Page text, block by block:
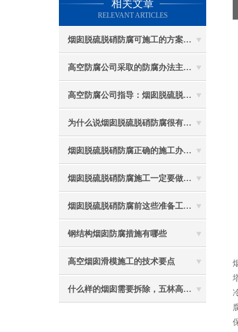
相关文章
RELEVANT ARTICLES
烟囱脱硫脱硝防腐可施工的方案都有哪些？
高空防腐公司采取的防腐办法主要有哪些？
高空防腐公司指导：烟囱脱硫脱硝防腐施工要注意些什么？
为什么说烟囱脱硫脱硝防腐很有必要
烟囱脱硫脱硝防腐正确的施工办法由高空防腐公司说与你听
烟囱脱硫脱硝防腐施工一定要做好防护工作
烟囱脱硫脱硝防腐前这些准备工作要做到位
钢结构烟囱防腐措施有哪些
高空烟囱滑模施工的技术要点
什么样的烟囱需要拆除，五林高空烟囱拆除讲与你听